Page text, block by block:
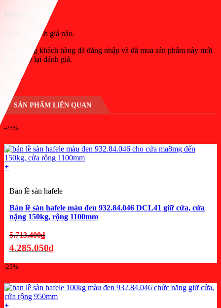
Đánh giá
Chưa có đánh giá nào.
Chỉ những khách hàng đã đăng nhập và đã mua sản phẩm này mới
có thể để lại đánh giá.
SẢN PHẨM LIÊN QUAN
-25%
+
Bản lề sàn hafele
Bản lề sàn hafele màu đen 932.84.046 DCL41 giữ cửa, cửa
nặng 150kg, rộng 1100mm
5.713.400₫Giá
gốc
4.285.050₫
tại
là:
-25%
+